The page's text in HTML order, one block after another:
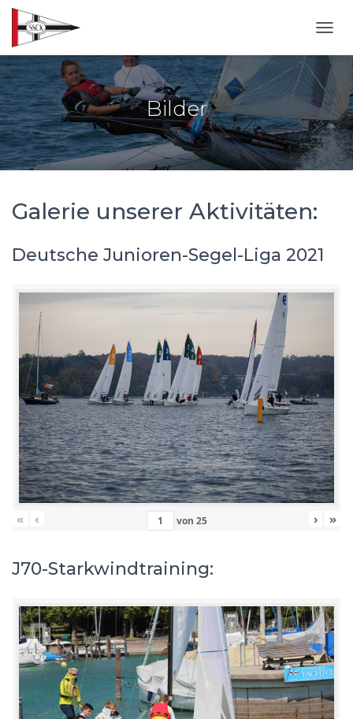
Bilder
Galerie unserer Aktivitäten:
Deutsche Junioren-Segel-Liga 2021
« ‹ von 25 › »
J70-Starkwindtraining: